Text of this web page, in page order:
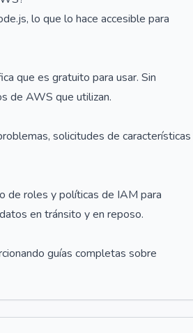
lo que lo hace accesible para
que es gratuito para usar. Sin
de AWS que utilizan.
solicitudes de características
de roles y políticas de IAM para
en tránsito y en reposo.
guías completas sobre